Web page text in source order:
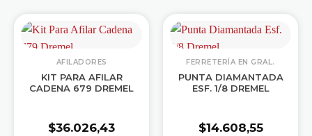
AFILADORES
KIT PARA AFILAR
CADENA 679 DREMEL
$36.026,43
FERRETERÍA EN GRAL.
PUNTA DIAMANTADA
ESF. 1/8 DREMEL
$14.608,55